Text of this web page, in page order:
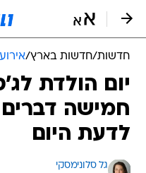
חדשות/חדשות בארץ/
יום הולדת
חמישה
לדעת היום
גל סלונימסקי